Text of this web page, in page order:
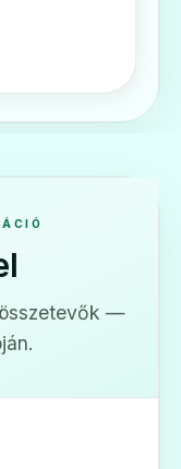
összetevők —